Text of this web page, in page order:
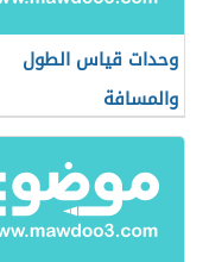
وحدات قياس الطول
والمسافة